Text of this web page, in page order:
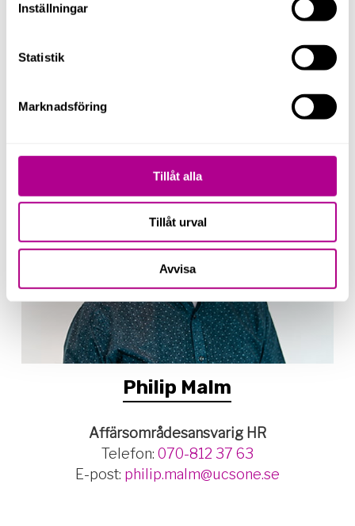
Inställningar
Statistik
Marknadsföring
Tillåt alla
Tillåt urval
Avvisa
Philip Malm
Affärsområdesansvarig HR
Telefon: 070-812 37 63
E-post: philip.malm@ucsone.se